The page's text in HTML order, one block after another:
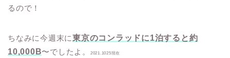
るので！
ちなみに今週末に東京のコンラッドに1泊すると約
10,000B〜でしたよ。 2021.1025現在